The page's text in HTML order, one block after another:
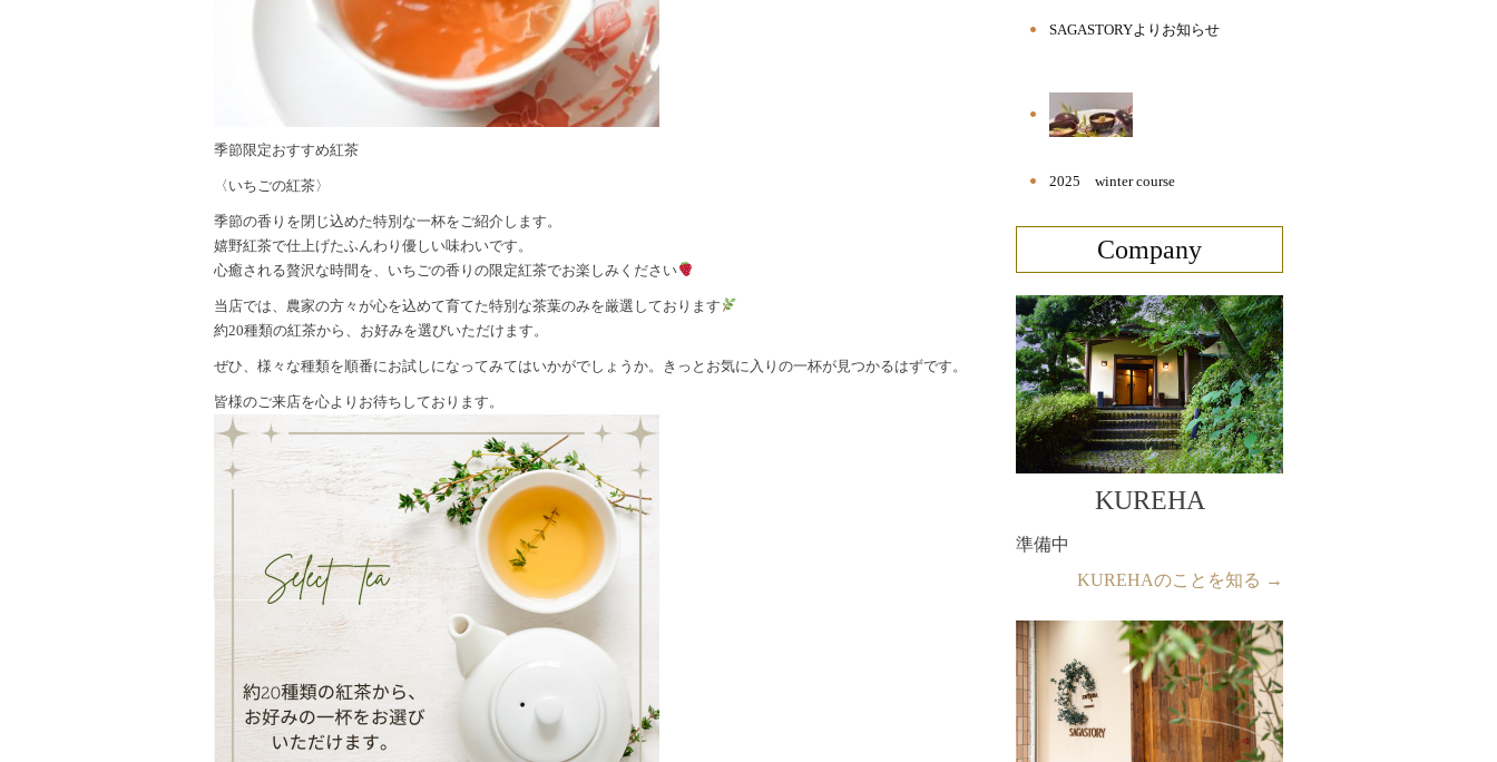
季節限定おすすめ紅茶
〈いちごの紅茶〉
季節の香りを閉じ込めた特別な一杯をご紹介します。
嬉野紅茶で仕上げたふんわり優しい味わいです。
心癒される贅沢な時間を、いちごの香りの限定紅茶でお楽しみください
当店では、農家の方々が心を込めて育てた特別な茶葉のみを厳選しております
約20種類の紅茶から、お好みを選びいただけます。
ぜひ、様々な種類を順番にお試しになってみてはいかがでしょうか。きっとお気に入りの一杯が見つかるはずです。
皆様のご来店を心よりお待ちしております。
SAGASTORYよりお知らせ
2025 winter course
Company
KUREHA
準備中
KUREHAのことを知る →